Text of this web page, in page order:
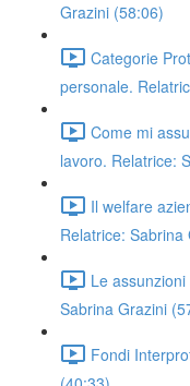
Grazini (58:06)
Categorie
personale.
Come mi
lavoro. Relatrice:
Il welfare
Relatrice: Sabrina
Le
Sabrina Grazini
Fondi